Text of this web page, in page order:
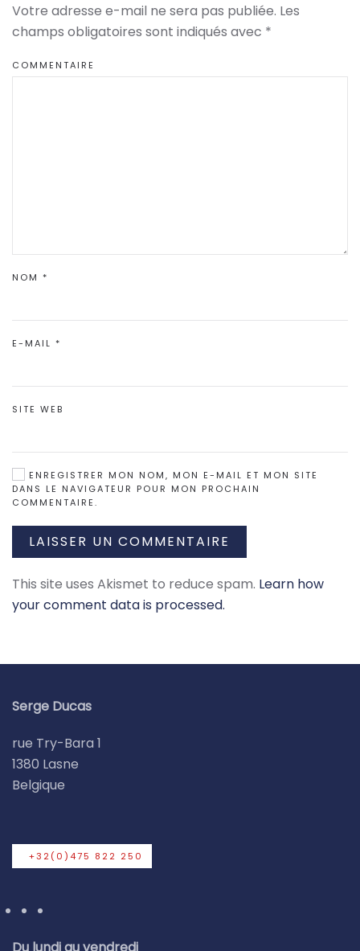
Votre adresse e-mail ne sera pas publiée. Les
champs obligatoires sont indiqués avec *
COMMENTAIRE
NOM *
E-MAIL *
SITE WEB
ENREGISTRER MON NOM, MON E-MAIL ET MON SITE
DANS LE NAVIGATEUR POUR MON PROCHAIN
COMMENTAIRE.
LAISSER UN COMMENTAIRE
This site uses Akismet to reduce spam. Learn how
your comment data is processed.
Serge Ducas
rue Try-Bara 1
1380 Lasne
Belgique
+32(0)475 822 250